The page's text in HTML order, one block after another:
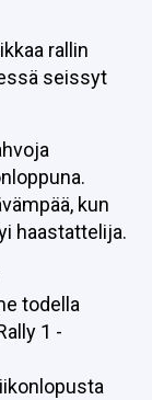
rallin
seissyt
kun
haastattelija.
todella
1 -